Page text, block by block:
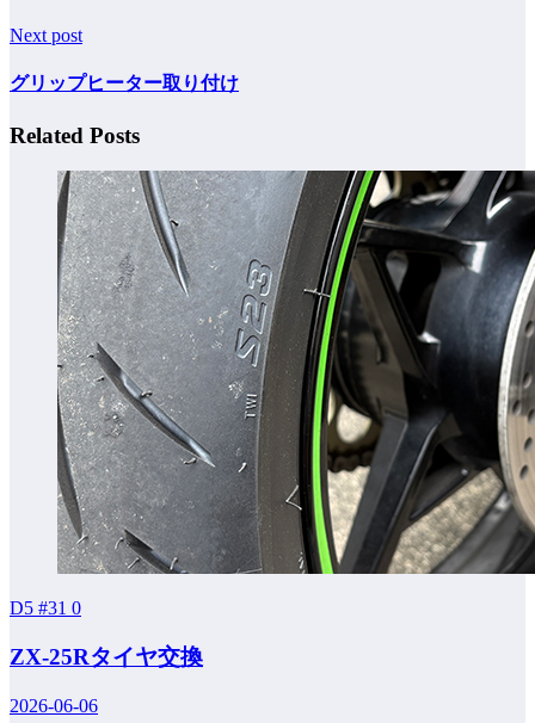
Next post
グリップヒーター取り付け
Related Posts
D5 #31 0
ZX-25Rタイヤ交換
2026-06-06